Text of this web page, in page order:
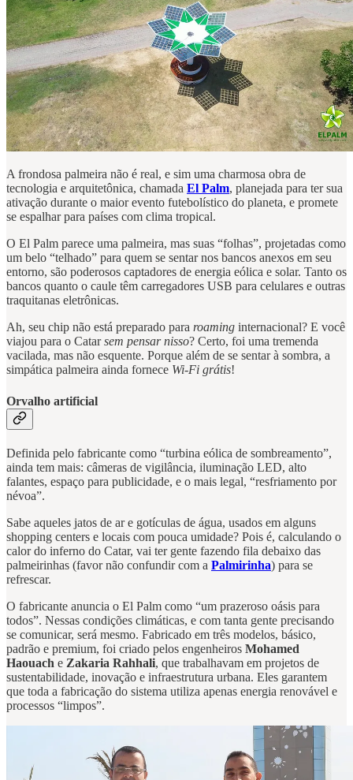
A frondosa palmeira não é real, e sim uma charmosa obra de
tecnologia e arquitetônica, chamada El Palm, planejada para ter sua
ativação durante o maior evento futebolístico do planeta, e promete
se espalhar para países com clima tropical.
O El Palm parece uma palmeira, mas suas “folhas”, projetadas como
um belo “telhado” para quem se sentar nos bancos anexos em seu
entorno, são poderosos captadores de energia eólica e solar. Tanto os
bancos quanto o caule têm carregadores USB para celulares e outras
traquitanas eletrônicas.
Ah, seu chip não está preparado para roaming internacional? E você
viajou para o Catarsem pensar nisso? Certo, foi uma tremenda
vacilada, mas não esquente. Porque além de se sentar à sombra, a
simpática palmeira ainda fornece Wi-Fi grátis!
Orvalho artificial
Definida pelo fabricante como “turbina eólica de sombreamento”,
ainda tem mais: câmeras de vigilância, iluminação LED, alto
falantes, espaço para publicidade, e o mais legal, “resfriamento por
névoa”.
Sabe aqueles jatos de ar e gotículas de água, usados em alguns
shopping centers e locais com pouca umidade? Pois é, calculando o
calor do inferno do Catar, vai ter gente fazendo fila debaixo das
palmeirinhas (favor não confundir com a Palmirinha) para se
refrescar.
O fabricante anuncia o El Palm como “um prazeroso oásis para
todos”. Nessas condições climáticas, e com tanta gente precisando
se comunicar, será mesmo. Fabricado em três modelos, básico,
padrão e premium, foi criado pelos engenheiros Mohamed
Haouach e Zakaria Rahhali, que trabalhavam em projetos de
sustentabilidade, inovação e infraestrutura urbana. Eles garantem
que toda a fabricação do sistema utiliza apenas energia renovável e
processos “limpos”.